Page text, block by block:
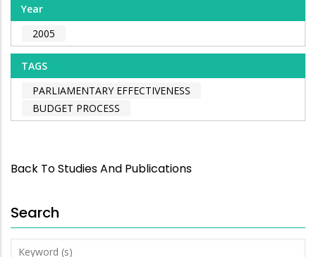
Year
2005
TAGS
PARLIAMENTARY EFFECTIVENESS
BUDGET PROCESS
Back To Studies And Publications
Search
Keyword